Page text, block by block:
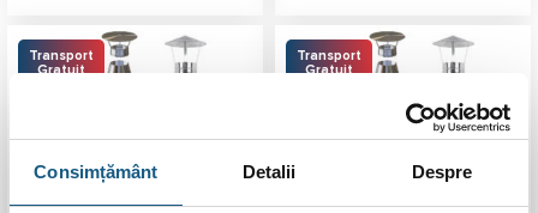
Consimțământ Detalii Despre
Transport
Gratuit
Transport
Gratuit